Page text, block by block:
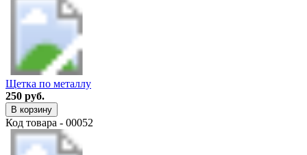
Щетка по металлу
250 руб.
В корзину
Код товара - 00052